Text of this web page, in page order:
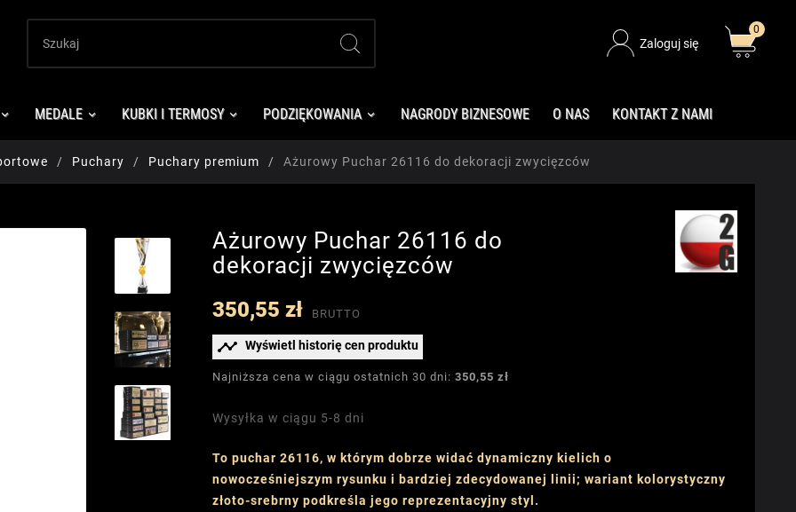
Zaloguj się
0
MEDALE KUBKI I TERMOSY PODZIĘKOWANIA NAGRODY BIZNESOWE O NAS KONTAKT Z NAMI
Puchary Puchary premium Ażurowy Puchar 26116 do dekoracji zwycięzców
Ażurowy Puchar 26116 do
dekoracji zwycięzców
350,55 zł BRUTTO
 Wyświetl historię cen produktu
Najniższa cena w ciągu ostatnich 30 dni: 350,55 zł
Wysyłka w ciągu 5-8 dni
To puchar 26116, w którym dobrze widać dynamiczny kielich o
nowocześniejszym rysunku i bardziej zdecydowanej linii; wariant kolorystyczny
złoto-srebrny podkreśla jego reprezentacyjny styl.